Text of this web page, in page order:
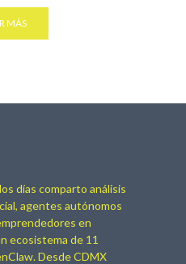
MÁS
días comparto análisis
agentes autónomos
en
ecosistema de 11
Desde CDMX